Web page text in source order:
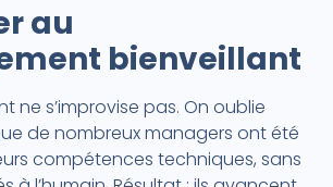
au
bienveillant
ne s’improvise pas. On oublie
de nombreux managers ont été
compétences techniques, sans